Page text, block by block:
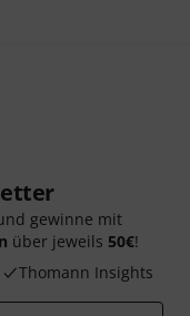
gewinne mit
über jeweils 50€!
Thomann Insights